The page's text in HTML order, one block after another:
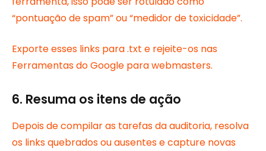
“pontuação de spam” ou “medidor de toxicidade”.
Exporte esses links para .txt e rejeite-os nas
Ferramentas do Google para webmasters.
6. Resuma os itens de ação
Depois de compilar as tarefas da auditoria, resolva
os links quebrados ou ausentes e capture novas